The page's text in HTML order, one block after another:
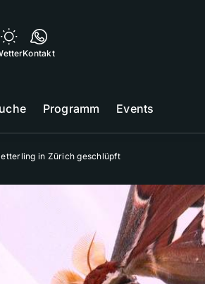
Kontakt
Programm Events
in Zürich geschlüpft